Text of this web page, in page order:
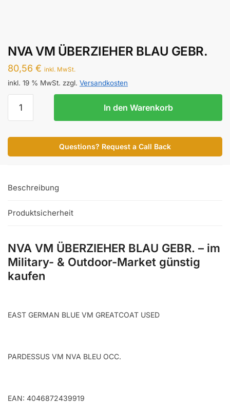
NVA VM ÜBERZIEHER BLAU GEBR.
80,56 € inkl. MwSt.
inkl. 19 % MwSt. zzgl. Versandkosten
BLAU
In den Warenkorb
Questions? Request a Call Back
Beschreibung
Produktsicherheit
NVA VM ÜBERZIEHER BLAU GEBR. – im
Military- & Outdoor-Market günstig
kaufen
EAST GERMAN BLUE VM GREATCOAT USED
PARDESSUS VM NVA BLEU OCC.
EAN: 4046872439919